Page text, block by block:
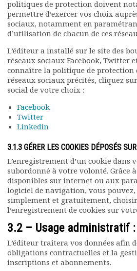
politiques de protection doivent
permettre d’exercer vos choix
sociaux, notamment en
d’utilisation de chacun de ces
L’éditeur a installé sur le site des
réseaux sociaux Facebook, Twitter
connaître la politique de protection
réseaux sociaux précités, cliquez
social de votre choix :
Facebook
Twitter
Linkedin
3.1.3 GÉRER LES COOKIES DÉPOSÉS
L’enregistrement d’un cookie dans
subordonné à votre volonté. Grâce
disponibles sur internet ou aux
logiciel de navigation, vous
simplement et gratuitement, choisir
l’enregistrement de cookies sur
3.2 – Usage administratif :
L’éditeur traitera vos données afin
obligations contractuelles et la
inscriptions et abonnements.